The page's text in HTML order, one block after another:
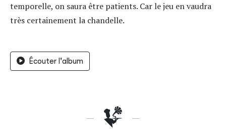
temporelle, on saura être patients. Car le jeu en vaudra
très certainement la chandelle.
Écouter l'album